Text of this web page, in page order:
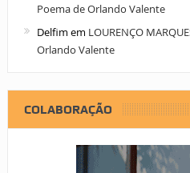
Poema de Orlando Valente
Delfim em LOURENÇO
Orlando Valente
COLABORAÇÃO